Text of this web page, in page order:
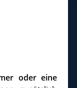
oder eine